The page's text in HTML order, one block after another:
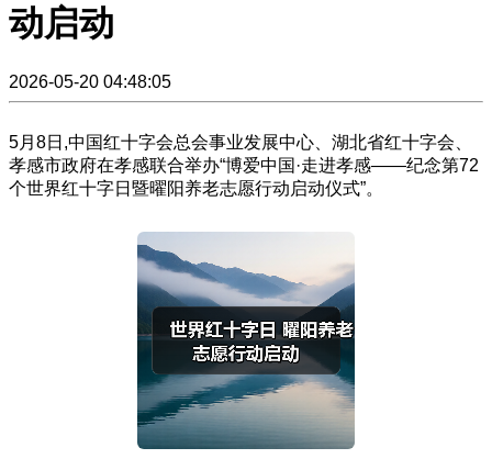
动启动
2026-05-20 04:48:05
5月8日,中国红十字会总会事业发展中心、湖北省红十字会、
孝感市政府在孝感联合举办“博爱中国·走进孝感——纪念第72
个世界红十字日暨曜阳养老志愿行动启动仪式”。